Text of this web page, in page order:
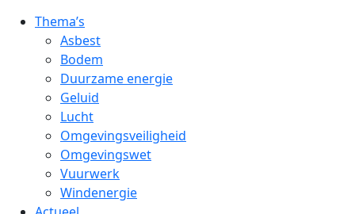
Thema’s
Asbest
Bodem
Duurzame energie
Geluid
Lucht
Omgevingsveiligheid
Omgevingswet
Vuurwerk
Windenergie